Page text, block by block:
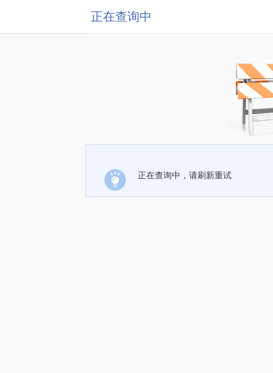
正在查询中
正在查询中，请刷新重试